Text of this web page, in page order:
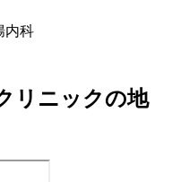
内科
リニックの地